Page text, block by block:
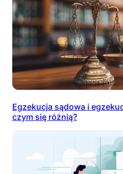
Egzekucja sądowa i
czym się różnią?